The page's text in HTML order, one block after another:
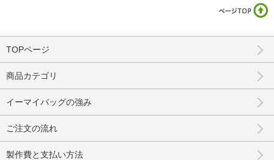
TOPページ
商品カテゴリ
イーマイバッグの強み
ご注文の流れ
製作費と支払い方法